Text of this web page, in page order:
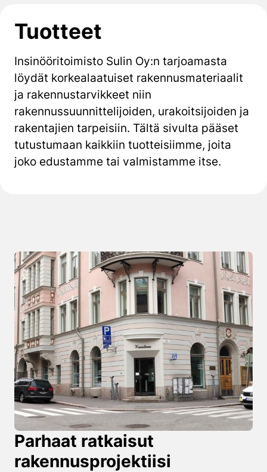
Tuotteet
Insinööritoimisto Sulin Oy:n tarjoamasta
löydät korkealaatuiset rakennusmateriaalit
ja rakennustarvikkeet niin
rakennussuunnittelijoiden, urakoitsijoiden ja
rakentajien tarpeisiin. Tältä sivulta pääset
tutustumaan kaikkiin tuotteisiimme, joita
joko edustamme tai valmistamme itse.
Parhaat ratkaisut
rakennusprojektiisi